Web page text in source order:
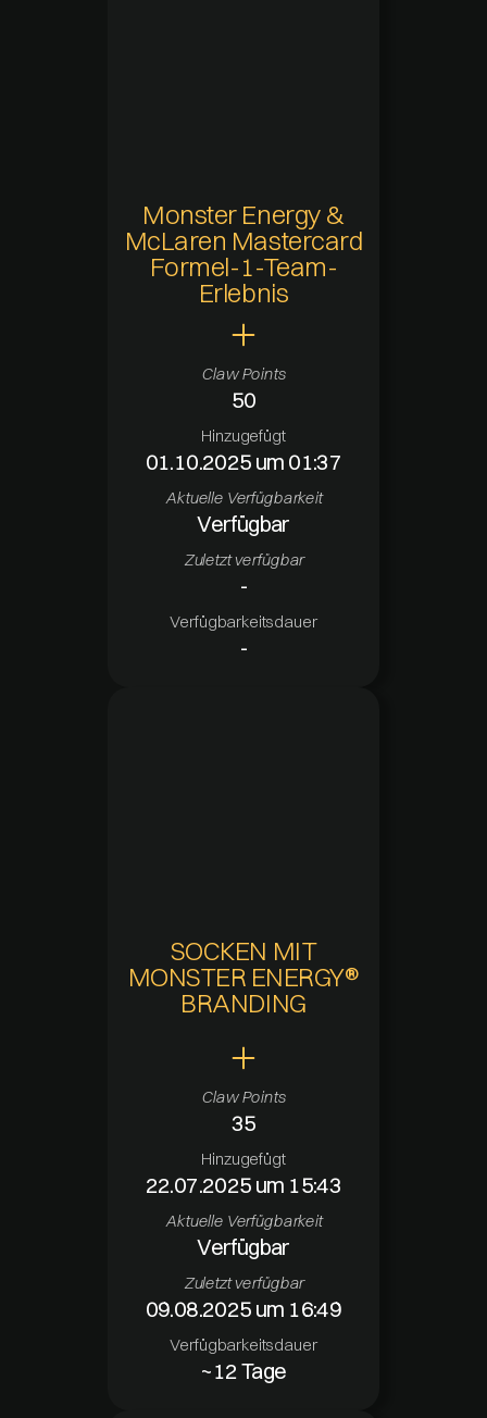
-
Monster Energy &
McLaren Mastercard
Formel-1-Team-
Erlebnis
Claw Points
50
Hinzugefügt
01.10.2025 um 01:37
Aktuelle Verfügbarkeit
Verfügbar
Zuletzt verfügbar
-
Verfügbarkeitsdauer
-
SOCKEN MIT
MONSTER ENERGY®
BRANDING
Claw Points
35
Hinzugefügt
22.07.2025 um 15:43
Aktuelle Verfügbarkeit
Verfügbar
Zuletzt verfügbar
09.08.2025 um 16:49
Verfügbarkeitsdauer
~12 Tage